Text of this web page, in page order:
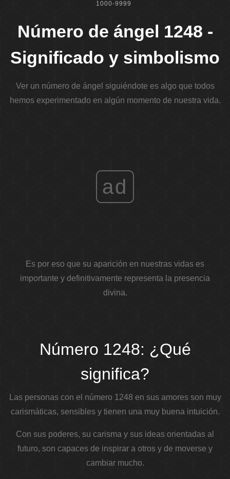
1000-9999
Número de ángel 1248 -
Significado y simbolismo
Ver un número de ángel siguiéndote es algo que todos
hemos experimentado en algún momento de nuestra vida.
ad
Es por eso que su aparición en nuestras vidas es
importante y definitivamente representa la presencia
divina.
Número 1248: ¿Qué
significa?
Las personas con el número 1248 en sus amores son muy
carismáticas, sensibles y tienen una muy buena intuición.
Con sus poderes, su carisma y sus ideas orientadas al
futuro, son capaces de inspirar a otros y de moverse y
cambiar mucho.